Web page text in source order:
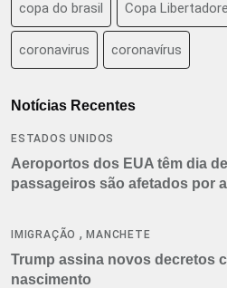
copa do brasil Copa
coronavirus coronavírus
Notícias Recentes
ESTADOS UNIDOS
Aeroportos dos EUA têm dia
passageiros são afetados por
IMIGRAÇÃO ,MANCHETE
Trump assina novos decretos
nascimento